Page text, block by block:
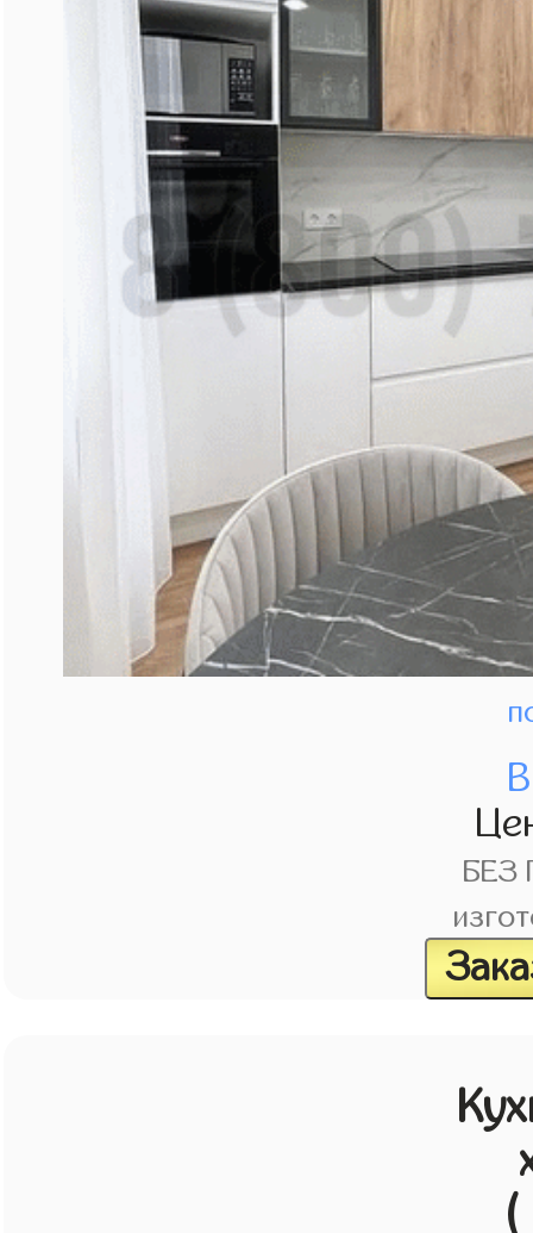
БЕЗ
(